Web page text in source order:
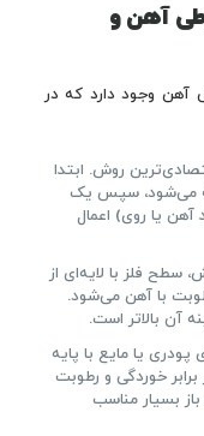
آهن و
آهن وجود دارد که در
روش. ابتدا
می‌شود، سپس یک
آهن یا روی) اعمال
سطح فلز با لایه‌ای از
با آهن می‌شود.
آن بالاتر است.
پودری یا مایع با پایه
خوردگی و رطوبت
بسیار مناسب